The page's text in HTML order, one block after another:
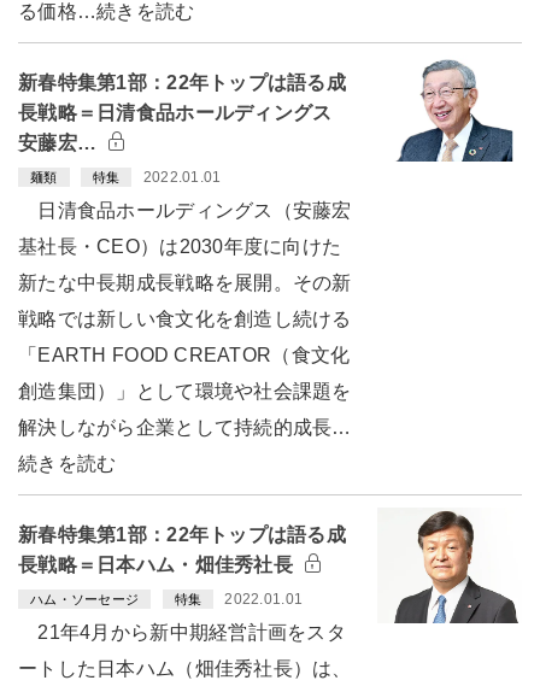
る価格…続きを読む
新春特集第1部：22年トップは語る成
長戦略＝日清食品ホールディングス
安藤宏…
麺類 特集 2022.01.01
日清食品ホールディングス（安藤宏
基社長・CEO）は2030年度に向けた
新たな中長期成長戦略を展開。その新
戦略では新しい食文化を創造し続ける
「EARTH FOOD CREATOR（食文化
創造集団）」として環境や社会課題を
解決しながら企業として持続的成長…
続きを読む
新春特集第1部：22年トップは語る成
長戦略＝日本ハム・畑佳秀社長
ハム・ソーセージ 特集 2022.01.01
21年4月から新中期経営計画をスタ
ートした日本ハム（畑佳秀社長）は、